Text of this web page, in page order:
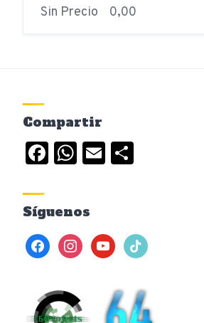
Sin Precio 0,00
Compartir
Facebook
WhatsApp
Email
Síguenos
facebookinstagramyoutubetiktok